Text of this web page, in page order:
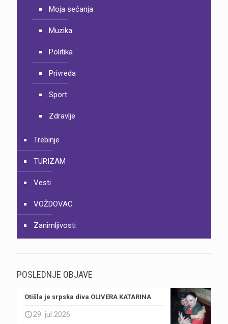
Moja sećanja
Muzika
Politika
Privreda
Sport
Zdravlje
Trebinje
TURIZAM
Vesti
VOŽDOVAC
Zanimljivosti
POSLEDNJE OBJAVE
Otišla je srpska diva OLIVERA KATARINA
29. jul 2026.